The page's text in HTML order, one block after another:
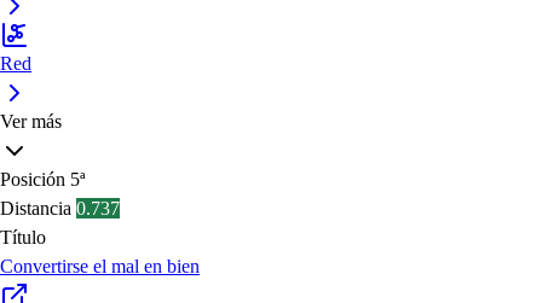
Red
Ver más
Posición 5ª
Distancia 0.737
Título
Convertirse el mal en bien